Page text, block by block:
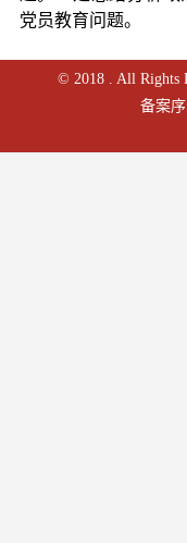
党员教育问题。
© 2018 . All Rights
备案